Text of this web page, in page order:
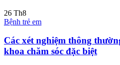
26 Th8
Bệnh trẻ em
Các xét nghiệm thông
khoa chăm sóc đặc biệt